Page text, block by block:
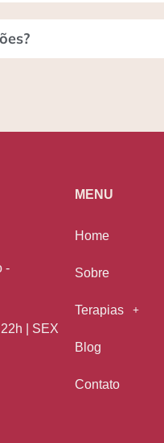
-
| SEX
MENU
Home
Sobre
Terapias
Blog
Contato